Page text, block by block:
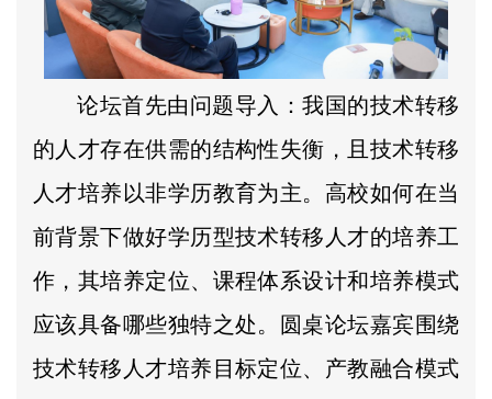
论坛首先由问题导入：我国的技术转移
的人才存在供需的结构性失衡，且技术转移
人才培养以非学历教育为主。高校如何在当
前背景下做好学历型技术转移人才的培养工
作，其培养定位、课程体系设计和培养模式
应该具备哪些独特之处。圆桌论坛嘉宾围绕
技术转移人才培养目标定位、产教融合模式